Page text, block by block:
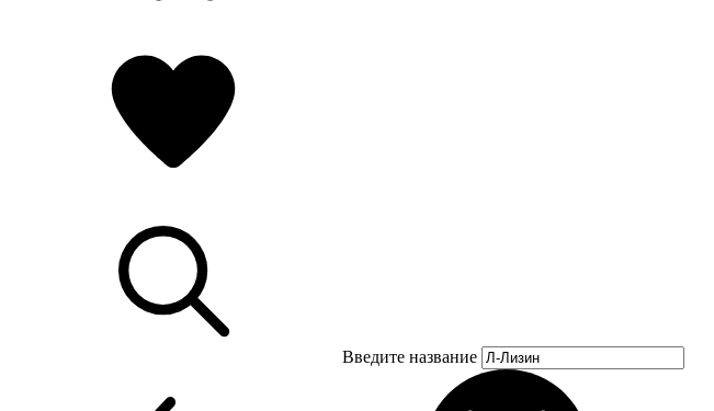
Введите название